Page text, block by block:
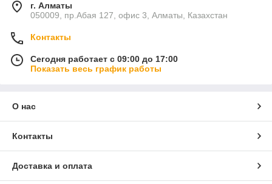
г. Алматы
050009, пр.Абая 127, офис 3, Алматы, Казахстан
Контакты
Сегодня работает с 09:00 до 17:00
Показать весь график работы
О нас
Контакты
Доставка и оплата